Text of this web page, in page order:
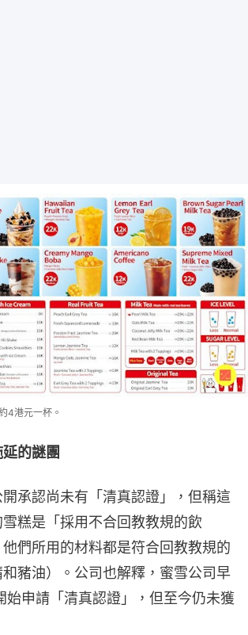
4港元一杯。
的謎團
承認尚未有「清真認證」，但稱這
糕是「採用不合回教教規的飲
們所用的材料都是符合回教教規的
和豬油）。公司也解釋，蜜雪公司早
始申請「清真認證」，但至今仍未獲